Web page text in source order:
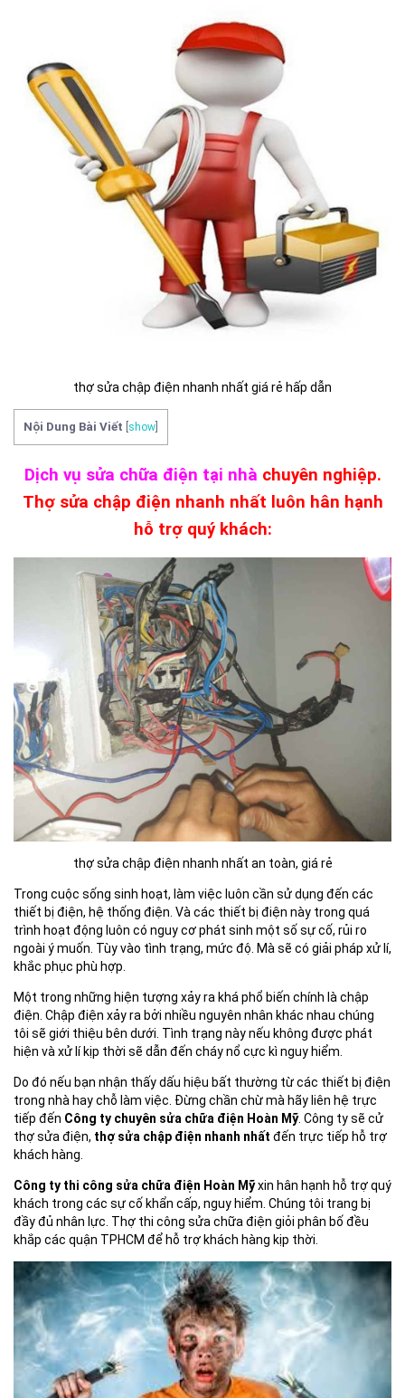
thợ sửa chập điện nhanh nhất giá rẻ hấp dẫn
Nội Dung Bài Viết show
Dịch vụ sửa chữa điện tại nhà chuyên nghiệp.
Thợ sửa chập điện nhanh nhất luôn hân hạnh
hỗ trợ quý khách:
thợ sửa chập điện nhanh nhất an toàn, giá rẻ
Trong cuộc sống sinh hoạt, làm việc luôn cần sử dụng đến các
thiết bị điện, hệ thống điện. Và các thiết bị điện này trong quá
trình hoạt động luôn có nguy cơ phát sinh một số sự cố, rủi ro
ngoài ý muốn. Tùy vào tình trạng, mức độ. Mà sẽ có giải pháp xử lí,
khắc phục phù hợp.
Một trong những hiện tượng xảy ra khá phổ biến chính là chập
điện. Chập điện xảy ra bởi nhiều nguyên nhân khác nhau chúng
tôi sẽ giới thiệu bên dưới. Tình trạng này nếu không được phát
hiện và xử lí kịp thời sẽ dẫn đến cháy nổ cực kì nguy hiểm.
Do đó nếu bạn nhận thấy dấu hiệu bất thường từ các thiết bị điện
trong nhà hay chỗ làm việc. Đừng chần chừ mà hãy liên hệ trực
tiếp đến Công ty chuyên sửa chữa điện Hoàn Mỹ. Công ty sẽ cử
thợ sửa điện, thợ sửa chập điện nhanh nhất đến trực tiếp hỗ trợ
khách hàng.
Công ty thi công sửa chữa điện Hoàn Mỹxin hân hạnh hỗ trợ quý
khách trong các sự cố khẩn cấp, nguy hiểm. Chúng tôi trang bị
đầy đủ nhân lực. Thợ thi công sửa chữa điện giỏi phân bố đều
khắp các quận TPHCM để hỗ trợ khách hàng kịp thời.